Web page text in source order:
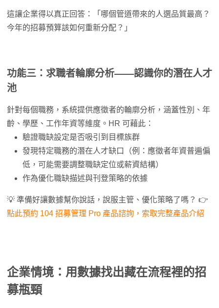
這讓企業得以真正回答：「哪個管道帶來的人選品質最高？
今年的招募預算該如何重新分配？」
功能三：求職者輪廓分析——認識你的潛在人才
池
針對每個職務，系統提供應徵者的輪廓分析，涵蓋性別、年
齡、學歷、工作年資等維度。HR 可藉此：
驗證職缺設定是否吸引到目標族群
發現特定職務的潛在人才缺口（例：應徵者年資普遍偏
低，可能需要調整職缺定位或薪資結構）
作為優化職缺描述與刊登策略的依據
💡 準備好讓數據幫你說話，說服主管、優化策略了嗎？ 👉
點此預約 104 招募管理 Pro 產品諮詢，索取完整產品介紹
企業情境：用數據找出藏在流程裡的招
募瓶頸